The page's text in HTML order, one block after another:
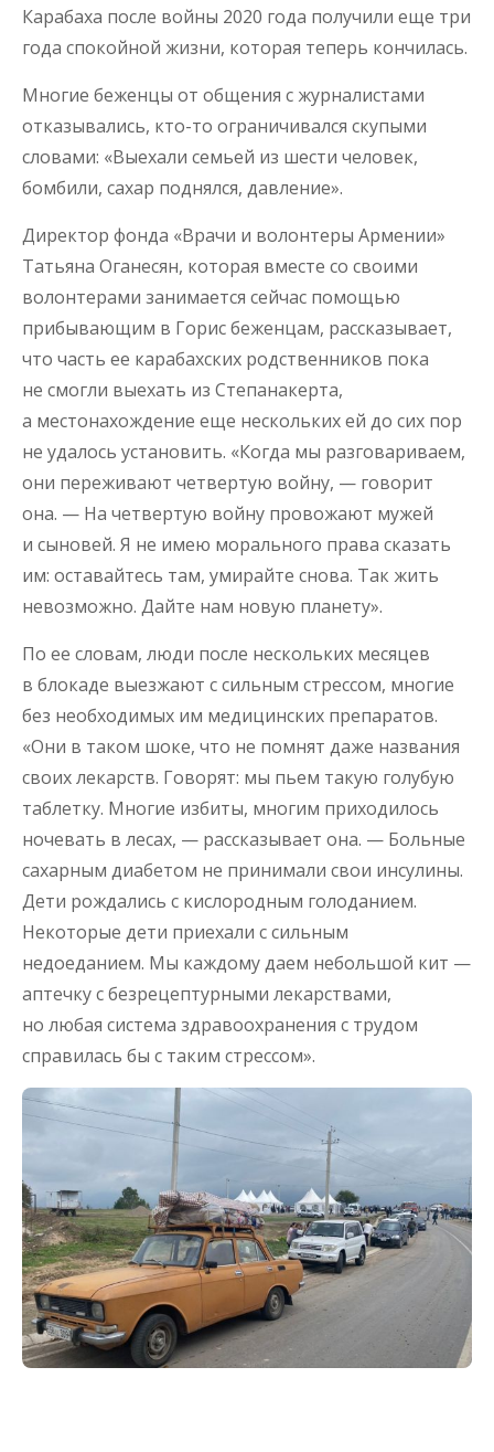
Карабаха после войны 2020 года получили еще три
года спокойной жизни, которая теперь кончилась.
Многие беженцы от общения с журналистами
отказывались, кто-то ограничивался скупыми
словами: «Выехали семьей из шести человек,
бомбили, сахар поднялся, давление».
Директор фонда «Врачи и волонтеры Армении»
Татьяна Оганесян, которая вместе со своими
волонтерами занимается сейчас помощью
прибывающим в Горис беженцам, рассказывает,
что часть ее карабахских родственников пока
не смогли выехать из Степанакерта,
а местонахождение еще нескольких ей до сих пор
не удалось установить. «Когда мы разговариваем,
они переживают четвертую войну, — говорит
она. — На четвертую войну провожают мужей
и сыновей. Я не имею морального права сказать
им: оставайтесь там, умирайте снова. Так жить
невозможно. Дайте нам новую планету».
По ее словам, люди после нескольких месяцев
в блокаде выезжают с сильным стрессом, многие
без необходимых им медицинских препаратов.
«Они в таком шоке, что не помнят даже названия
своих лекарств. Говорят: мы пьем такую голубую
таблетку. Многие избиты, многим приходилось
ночевать в лесах, — рассказывает она. — Больные
сахарным диабетом не принимали свои инсулины.
Дети рождались с кислородным голоданием.
Некоторые дети приехали с сильным
недоеданием. Мы каждому даем небольшой кит —
аптечку с безрецептурными лекарствами,
но любая система здравоохранения с трудом
справилась бы с таким стрессом».